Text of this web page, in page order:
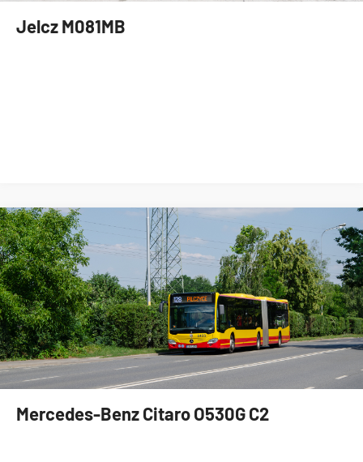
Jelcz M081MB
Mercedes-Benz Citaro O530G C2